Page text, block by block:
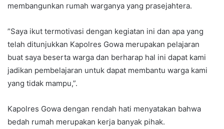
membangunkan rumah warganya yang prasejahtera.
”Saya ikut termotivasi dengan kegiatan ini dan apa yang
telah ditunjukkan Kapolres Gowa merupakan pelajaran
buat saya beserta warga dan berharap hal ini dapat kami
jadikan pembelajaran untuk dapat membantu warga kami
yang tidak mampu,”.
Kapolres Gowa dengan rendah hati menyatakan bahwa
bedah rumah merupakan kerja banyak pihak.